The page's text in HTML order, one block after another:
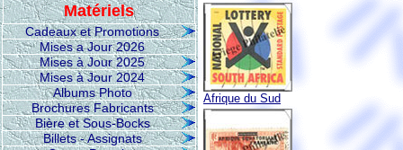
Matériels
Cadeaux et Promotions
Mises a Jour 2026
Mises à Jour 2025
Mises à Jour 2024
Albums Photo
Brochures Fabricants
Bière et Sous-Bocks
Billets - Assignats
Afrique du Sud